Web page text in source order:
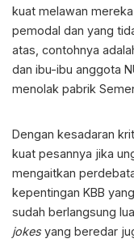
kuat melawan
pemodal dan yang
atas, contohnya
dan ibu-ibu anggota
menolak pabrik
Dengan kesadaran
kuat pesannya jika
mengaitkan
kepentingan KBB
sudah berlangsung
jokesyang beredar